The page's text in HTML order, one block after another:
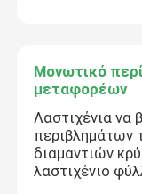
Μονωτικό
μεταφορέων
Λαστιχένια να
περιβλημάτων
διαμαντιών
λαστιχένιο